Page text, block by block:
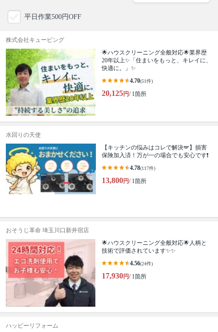
平日作業500円OFF
株式会社キュービング
🌟ハウスクリーニング全般対応🌟業界歴
20年以上✨「住まいをもっと、キレイに、
快適に。」✨
4.70(51件)
20,125円/ 1箇所
水回りの天使
【キッチンの悩みはコレで解決🪽】損害
保険加入済！万が一の場合でも安心です❗️
4.78(117件)
13,800円/ 1箇所
おそうじ革命 埼玉川口新井宿店
🌟ハウスクリーニング全般対応🌟人柄と
技術で評価されています✨✨
4.56(24件)
17,930円/ 1箇所
ハッピーリフォーム